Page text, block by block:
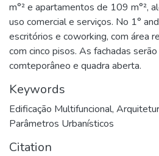
m°² e apartamentos de 109 m°²,
uso comercial e serviços. No 1°
escritórios e coworking, com área
com cinco pisos. As fachadas
comteporâneo e quadra aberta.
Keywords
Edificação Multifuncional,
Parâmetros Urbanísticos
Citation